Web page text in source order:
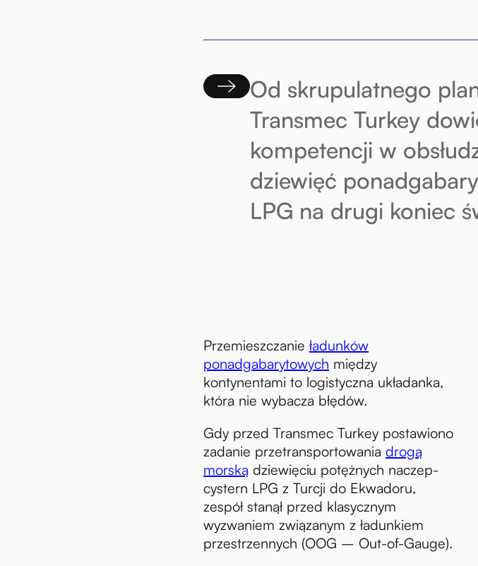
Od skrupulatnego
Transmec Turkey
kompetencji w
dziewięć
LPG na drugi koniec
Przemieszczanie ładunków
ponadgabarytowych między
kontynentami to logistyczna układanka,
która nie wybacza błędów.
Gdy przed Transmec Turkey postawiono
zadanie przetransportowania drogą
morską dziewięciu potężnych naczep-
cystern LPG z Turcji do Ekwadoru,
zespół stanął przed klasycznym
wyzwaniem związanym z ładunkiem
przestrzennych (OOG – Out-of-Gauge).